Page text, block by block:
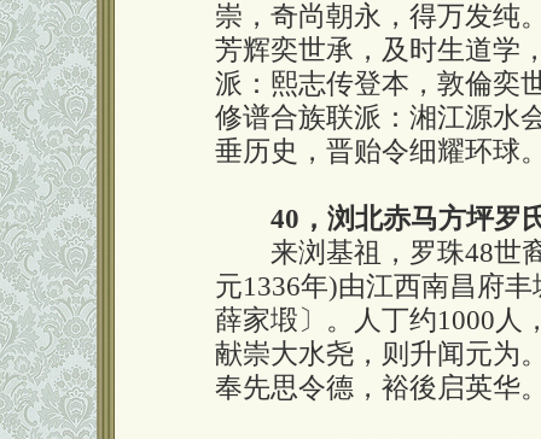
崇，奇尚朝永，得万发纯
芳辉奕世承，及时生道学
派：熙志传登本，敦倫奕
修谱合族联派：湘江源水
垂历史，晋贻令细耀环球
40，浏北赤马方坪罗
来浏基祖，罗珠48世裔
元1336年)由江西南昌府
薛家塅〕。人丁约1000人
献崇大水尧，则升闻元为
奉先思令德，裕後启英华